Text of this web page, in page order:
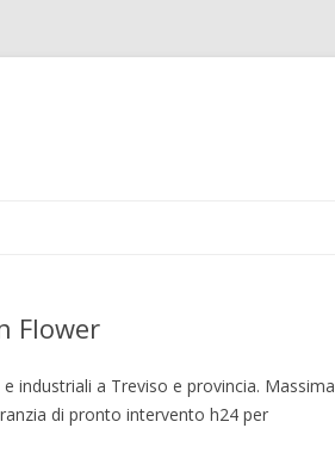
Flower
industriali a Treviso e provincia. Massima
di pronto intervento h24 per